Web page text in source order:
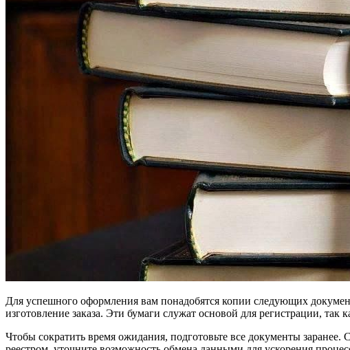
Для успешного оформления вам понадобятся копии следующих
изготовление заказа. Эти бумаги служат основой для регистрации,
Чтобы сократить время ожидания, подготовьте все документы